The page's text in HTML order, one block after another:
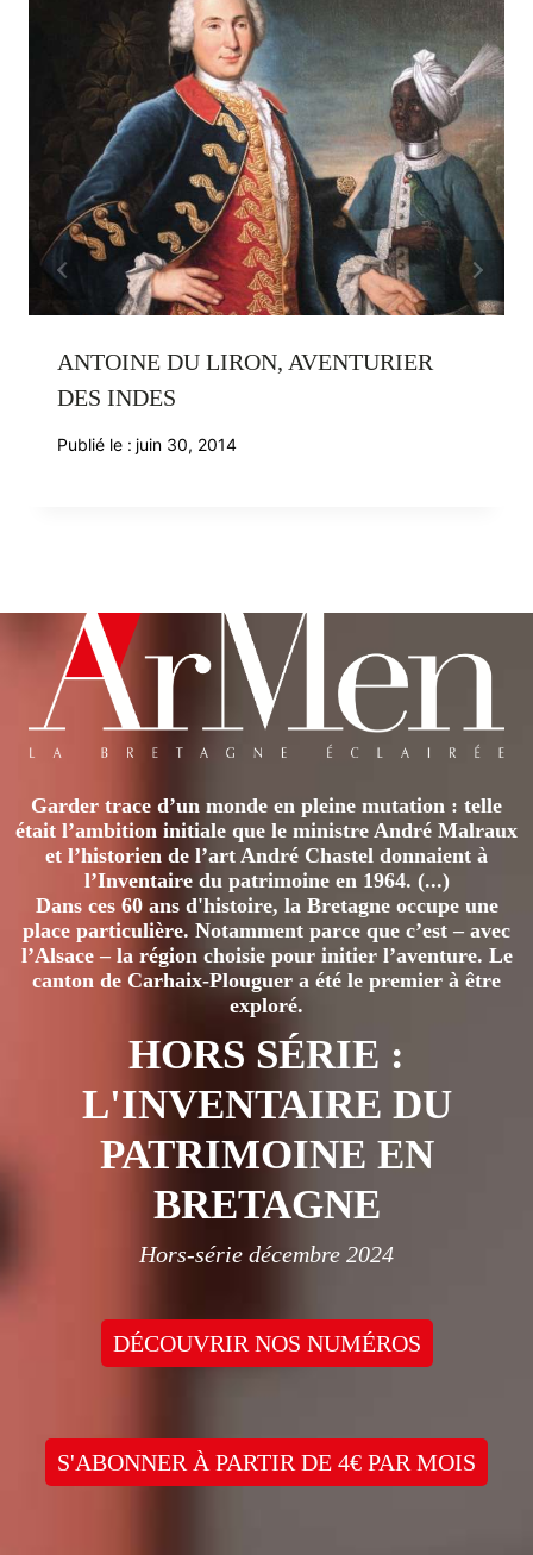
ANTOINE DU LIRON, AVENTURIER
DES INDES
Publié le : juin 30, 2014
Garder trace d’un monde en pleine mutation : telle
était l’ambition initiale que le ministre André Malraux
et l’historien de l’art André Chastel donnaient à
l’Inventaire du patrimoine en 1964. (...)
Dans ces 60 ans d'histoire, la Bretagne occupe une
place particulière. Notamment parce que c’est – avec
l’Alsace – la région choisie pour initier l’aventure. Le
canton de Carhaix-Plouguer a été le premier à être
exploré.
HORS SÉRIE :
L'INVENTAIRE DU
PATRIMOINE EN
BRETAGNE
Hors-série décembre 2024
DÉCOUVRIR NOS NUMÉROS
S'ABONNER À PARTIR DE 4€ PAR MOIS